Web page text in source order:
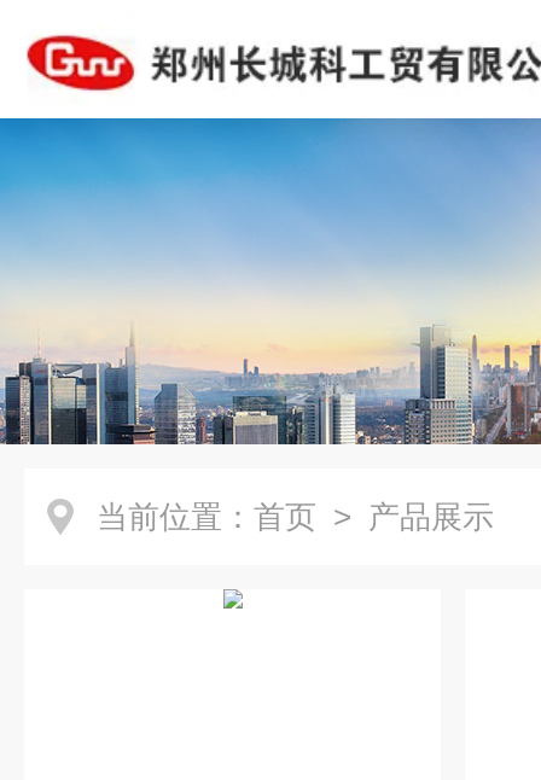
当前位置： 首页 > 产品展示